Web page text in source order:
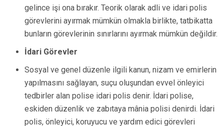
gelince işi ona bırakır. Teorik olarak adli ve idari polis
görevlerini ayırmak mümkün olmakla birlikte, tatbikatta
bunların görevlerinin sınırlarını ayırmak mümkün değildir.
İdari Görevler
Sosyal ve genel düzenle ilgili kanun, nizam ve emirlerin
yapılmasını sağlayan, suçu oluşundan evvel önleyici
tedbirler alan polise idari polis denir. İdari polise,
eskiden düzenlik ve zabıtaya mânia polisi denirdi. İdari
polis, önleyici, koruyucu ve yardım edici görevleri